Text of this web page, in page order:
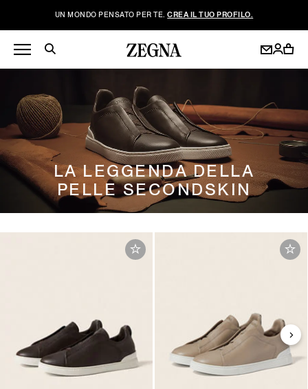
UN MONDO PENSATO PER TE.CREA IL TUO PROFILO.
LA LEGGENDA DELLA
PELLE SECONDSKIN